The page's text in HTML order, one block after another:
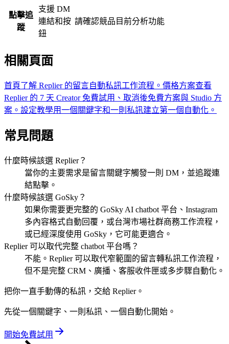
點擊追
蹤
支援 DM
連結和按
鈕
請確認競品目前分析功能
相關頁面
首頁了解 Replier 的留言自動私訊工作流程。 價格方案查看
Replier 的 7 天 Creator 免費試用、取消後免費方案與 Studio 方
案。 設定教學用一個關鍵字和一則私訊建立第一個自動化。
常見問題
什麼時候該選 Replier？
當你的主要需求是留言關鍵字觸發一則 DM，並追蹤連
結點擊。
什麼時候該選 GoSky？
如果你需要更完整的 GoSky AI chatbot 平台、Instagram
多內容格式自動回覆，或台灣市場社群商務工作流程，
或已經深度使用 GoSky，它可能更適合。
Replier 可以取代完整 chatbot 平台嗎？
不能。Replier 可以取代窄範圍的留言轉私訊工作流程，
但不是完整 CRM、廣播、客服收件匣或多步驟自動化。
把你一直手動傳的私訊，交給 Replier。
先從一個關鍵字、一則私訊、一個自動化開始。
開始免費試用